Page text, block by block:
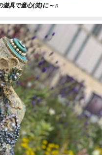
遊具で童心(笑)に～♬